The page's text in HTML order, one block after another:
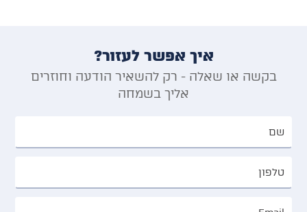
איך אפשר לעזור?
בקשה או שאלה - רק להשאיר הודעה וחוזרים
אליך בשמחה